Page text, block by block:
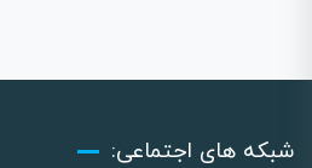
شبکه های اجتماعی: